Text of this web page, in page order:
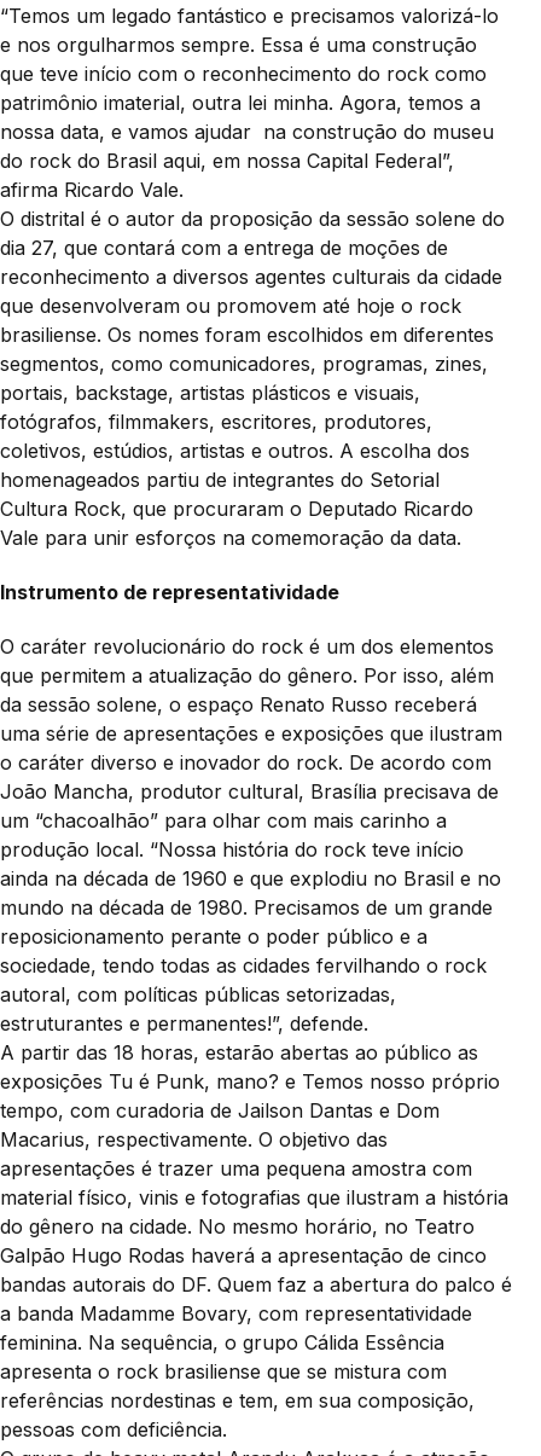
“Temos um legado fantástico e precisamos valorizá-lo
e nos orgulharmos sempre. Essa é uma construção
que teve início com o reconhecimento do rock como
patrimônio imaterial, outra lei minha. Agora, temos a
nossa data, e vamos ajudar na construção do museu
do rock do Brasil aqui, em nossa Capital Federal”,
afirma Ricardo Vale.
O distrital é o autor da proposição da sessão solene do
dia 27, que contará com a entrega de moções de
reconhecimento a diversos agentes culturais da cidade
que desenvolveram ou promovem até hoje o rock
brasiliense. Os nomes foram escolhidos em diferentes
segmentos, como comunicadores, programas, zines,
portais, backstage, artistas plásticos e visuais,
fotógrafos, filmmakers, escritores, produtores,
coletivos, estúdios, artistas e outros. A escolha dos
homenageados partiu de integrantes do Setorial
Cultura Rock, que procuraram o Deputado Ricardo
Vale para unir esforços na comemoração da data.
Instrumento de representatividade
O caráter revolucionário do rock é um dos elementos
que permitem a atualização do gênero. Por isso, além
da sessão solene, o espaço Renato Russo receberá
uma série de apresentações e exposições que ilustram
o caráter diverso e inovador do rock. De acordo com
João Mancha, produtor cultural, Brasília precisava de
um “chacoalhão” para olhar com mais carinho a
produção local. “Nossa história do rock teve início
ainda na década de 1960 e que explodiu no Brasil e no
mundo na década de 1980. Precisamos de um grande
reposicionamento perante o poder público e a
sociedade, tendo todas as cidades fervilhando o rock
autoral, com políticas públicas setorizadas,
estruturantes e permanentes!”, defende.
A partir das 18 horas, estarão abertas ao público as
exposições Tu é Punk, mano? e Temos nosso próprio
tempo, com curadoria de Jailson Dantas e Dom
Macarius, respectivamente. O objetivo das
apresentações é trazer uma pequena amostra com
material físico, vinis e fotografias que ilustram a história
do gênero na cidade. No mesmo horário, no Teatro
Galpão Hugo Rodas haverá a apresentação de cinco
bandas autorais do DF. Quem faz a abertura do palco é
a banda Madamme Bovary, com representatividade
feminina. Na sequência, o grupo Cálida Essência
apresenta o rock brasiliense que se mistura com
referências nordestinas e tem, em sua composição,
pessoas com deficiência.